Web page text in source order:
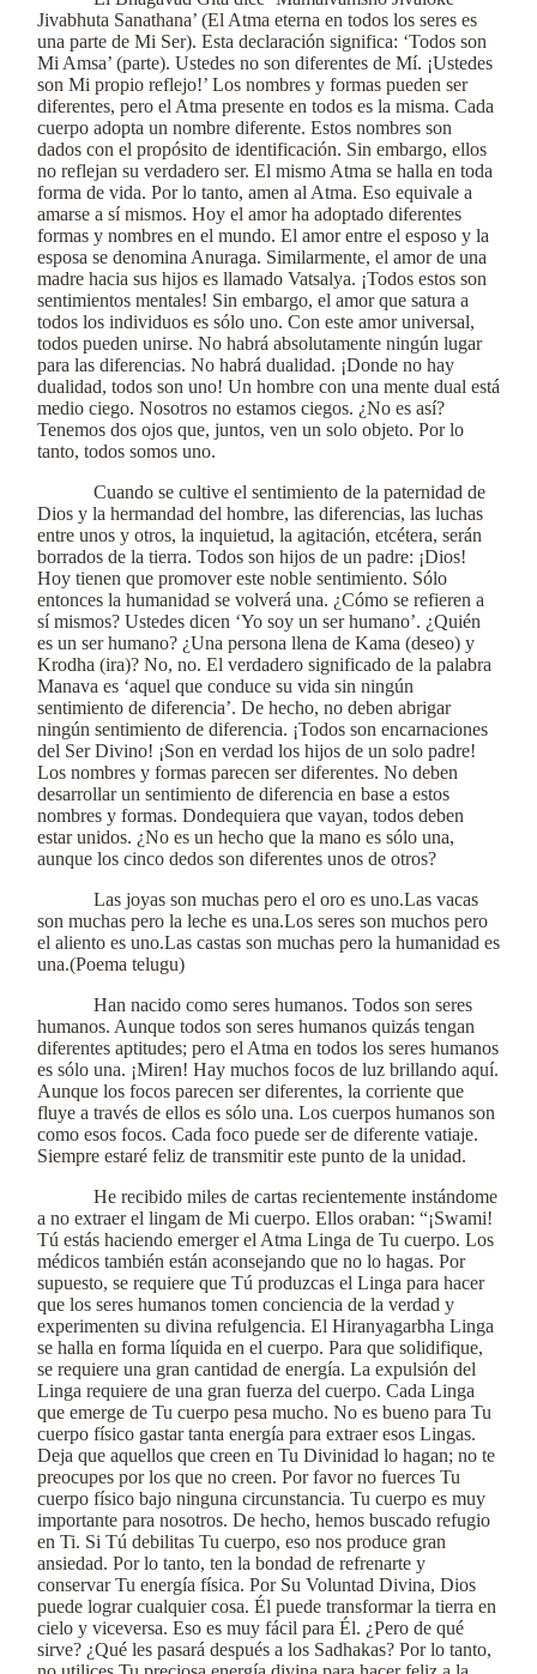
Jivabhuta Sanathana’ (El Atma eterna en todos los seres es
una parte de Mi Ser). Esta declaración significa: ‘Todos son
Mi Amsa’ (parte). Ustedes no son diferentes de Mí. ¡Ustedes
son Mi propio reflejo!’ Los nombres y formas pueden ser
diferentes, pero el Atma presente en todos es la misma. Cada
cuerpo adopta un nombre diferente. Estos nombres son
dados con el propósito de identificación. Sin embargo, ellos
no reflejan su verdadero ser. El mismo Atma se halla en toda
forma de vida. Por lo tanto, amen al Atma. Eso equivale a
amarse a sí mismos. Hoy el amor ha adoptado diferentes
formas y nombres en el mundo. El amor entre el esposo y la
esposa se denomina Anuraga. Similarmente, el amor de una
madre hacia sus hijos es llamado Vatsalya. ¡Todos estos son
sentimientos mentales! Sin embargo, el amor que satura a
todos los individuos es sólo uno. Con este amor universal,
todos pueden unirse. No habrá absolutamente ningún lugar
para las diferencias. No habrá dualidad. ¡Donde no hay
dualidad, todos son uno! Un hombre con una mente dual está
medio ciego. Nosotros no estamos ciegos. ¿No es así?
Tenemos dos ojos que, juntos, ven un solo objeto. Por lo
tanto, todos somos uno.
Cuando se cultive el sentimiento de la paternidad de
Dios y la hermandad del hombre, las diferencias, las luchas
entre unos y otros, la inquietud, la agitación, etcétera, serán
borrados de la tierra. Todos son hijos de un padre: ¡Dios!
Hoy tienen que promover este noble sentimiento. Sólo
entonces la humanidad se volverá una. ¿Cómo se refieren a
sí mismos? Ustedes dicen ‘Yo soy un ser humano’. ¿Quién
es un ser humano? ¿Una persona llena de Kama (deseo) y
Krodha (ira)? No, no. El verdadero significado de la palabra
Manava es ‘aquel que conduce su vida sin ningún
sentimiento de diferencia’. De hecho, no deben abrigar
ningún sentimiento de diferencia. ¡Todos son encarnaciones
del Ser Divino! ¡Son en verdad los hijos de un solo padre!
Los nombres y formas parecen ser diferentes. No deben
desarrollar un sentimiento de diferencia en base a estos
nombres y formas. Dondequiera que vayan, todos deben
estar unidos. ¿No es un hecho que la mano es sólo una,
aunque los cinco dedos son diferentes unos de otros?
Las joyas son muchas pero el oro es uno.Las vacas
son muchas pero la leche es una.Los seres son muchos pero
el aliento es uno.Las castas son muchas pero la humanidad es
una.(Poema telugu)
Han nacido como seres humanos. Todos son seres
humanos. Aunque todos son seres humanos quizás tengan
diferentes aptitudes; pero el Atma en todos los seres humanos
es sólo una. ¡Miren! Hay muchos focos de luz brillando aquí.
Aunque los focos parecen ser diferentes, la corriente que
fluye a través de ellos es sólo una. Los cuerpos humanos son
como esos focos. Cada foco puede ser de diferente vatiaje.
Siempre estaré feliz de transmitir este punto de la unidad.
He recibido miles de cartas recientemente instándome
a no extraer el lingam de Mi cuerpo. Ellos oraban: “¡Swami!
Tú estás haciendo emerger el Atma Linga de Tu cuerpo. Los
médicos también están aconsejando que no lo hagas. Por
supuesto, se requiere que Tú produzcas el Linga para hacer
que los seres humanos tomen conciencia de la verdad y
experimenten su divina refulgencia. El Hiranyagarbha Linga
se halla en forma líquida en el cuerpo. Para que solidifique,
se requiere una gran cantidad de energía. La expulsión del
Linga requiere de una gran fuerza del cuerpo. Cada Linga
que emerge de Tu cuerpo pesa mucho. No es bueno para Tu
cuerpo físico gastar tanta energía para extraer esos Lingas.
Deja que aquellos que creen en Tu Divinidad lo hagan; no te
preocupes por los que no creen. Por favor no fuerces Tu
cuerpo físico bajo ninguna circunstancia. Tu cuerpo es muy
importante para nosotros. De hecho, hemos buscado refugio
en Ti. Si Tú debilitas Tu cuerpo, eso nos produce gran
ansiedad. Por lo tanto, ten la bondad de refrenarte y
conservar Tu energía física. Por Su Voluntad Divina, Dios
puede lograr cualquier cosa. Él puede transformar la tierra en
cielo y viceversa. Eso es muy fácil para Él. ¿Pero de qué
sirve? ¿Qué les pasará después a los Sadhakas? Por lo tanto,